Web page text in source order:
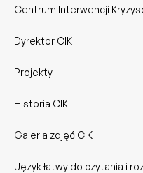
Centrum Interwencji
Dyrektor CIK
Projekty
Historia CIK
Galeria zdjęć CIK
Język łatwy do czytania i